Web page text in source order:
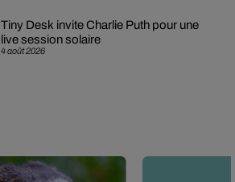
4 août 2026
Tiny Desk invite Charlie Puth pour une
live session solaire